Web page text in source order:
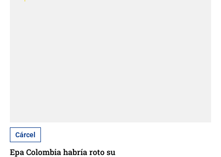
Cárcel
Epa Colombia habría roto su